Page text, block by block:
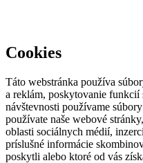
Cookies
Táto webstránka používa
a reklám, poskytovanie funkcií
návštevnosti používame
používate naše webové
oblasti sociálnych médií,
príslušné informácie
poskytli alebo ktoré od vás